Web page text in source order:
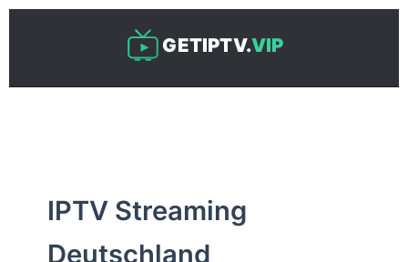
Skip
GETIPTV.VIP
IPTV Streaming
Deutschland